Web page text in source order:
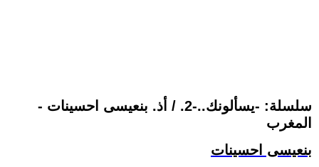
سلسلة: -يسألونك..-2. / أذ. بنعيسى احسينات -
المغرب
بنعيسى احسينات